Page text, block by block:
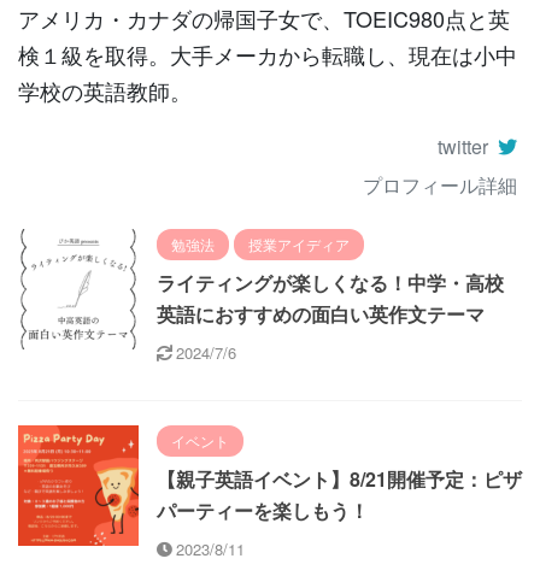
アメリカ・カナダの帰国子女で、TOEIC980点と英
検１級を取得。大手メーカから転職し、現在は小中
学校の英語教師。
twitter
プロフィール詳細
勉強法 授業アイディア
ライティングが楽しくなる！中学・高校
英語におすすめの面白い英作文テーマ
2024/7/6
イベント
【親子英語イベント】8/21開催予定：ピザ
パーティーを楽しもう！
2023/8/11